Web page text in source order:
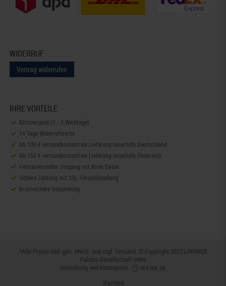
WIDERRUF
Vertrag widerrufen
IHRE VORTEILE
Blitzversand (1 - 3 Werktage)
14 Tage Widerrufsrecht
Ab 100 € versandkostenfreie Lieferung innerhalb Deutschland
Ab 150 € versandkostenfreie Lieferung innerhalb Österreich
Vertrauensvoller Umgang mit Ihren Daten
Sichere Zahlung mit SSL-Verschlüsselung
Bruchsichere Verpackung
*Alle Preise inkl. ges. MwSt. und zzgl. Versand. © Copyright 2023 LINDNER
Falzlos-Gesellschaft mbH
Gestaltung und Konzeption:
Karriere